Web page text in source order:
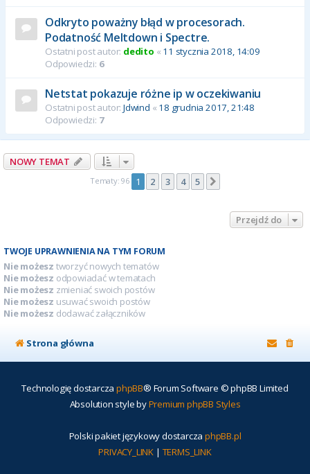
Odkryto poważny błąd w procesorach.
Podatność Meltdown i Spectre.
Ostatni post autor: dedito « 11 stycznia 2018, 14:09
Odpowiedzi: 6
Netstat pokazuje różne ip w oczekiwaniu
Ostatni post autor: Jdwind « 18 grudnia 2017, 21:48
Odpowiedzi: 7
NOWY TEMAT
Tematy: 96 1 2 3 4 5
Przejdź do
TWOJE UPRAWNIENIA NA TYM FORUM
Nie możesz tworzyć nowych tematów
Nie możesz odpowiadać w tematach
Nie możesz zmieniać swoich postów
Nie możesz usuwać swoich postów
Nie możesz dodawać załączników
Strona główna
Technologię dostarcza phpBB® Forum Software © phpBB Limited
Absolution style byPremium phpBB Styles
Polski pakiet językowy dostarcza phpBB.pl
PRIVACY_LINK | TERMS_LINK